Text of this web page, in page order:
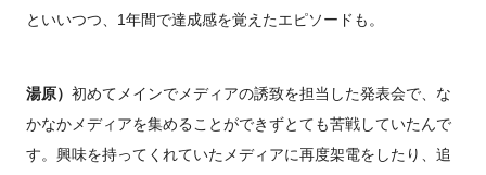
といいつつ、1年間で達成感を覚えたエピソードも。
湯原） 初めてメインでメディアの誘致を担当した発表会で、な
かなかメディアを集めることができずとても苦戦していたんで
す。興味を持ってくれていたメディアに再度架電をしたり、追